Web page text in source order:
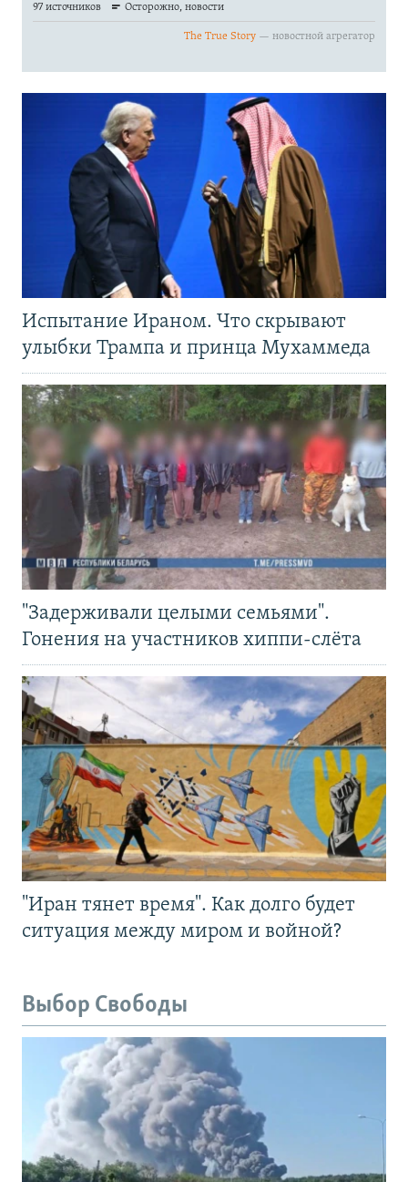
Испытание Ираном. Что скрывают
улыбки Трампа и принца Мухаммеда
"Задерживали целыми семьями".
Гонения на участников хиппи-слёта
"Иран тянет время". Как долго будет
ситуация между миром и войной?
Выбор Свободы